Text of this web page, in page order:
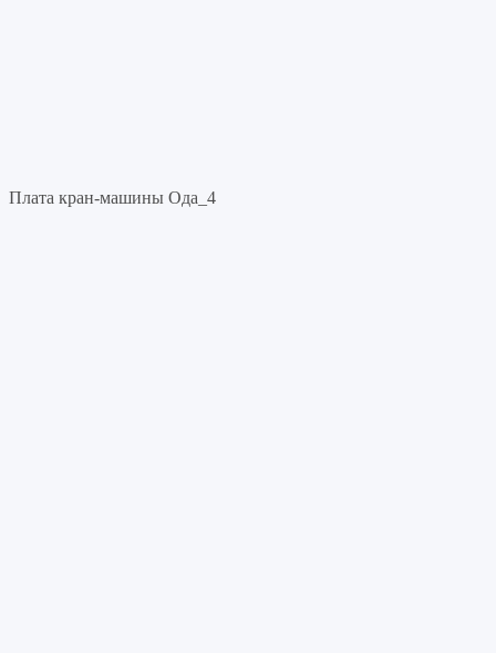
Плата кран-машины Ода_4